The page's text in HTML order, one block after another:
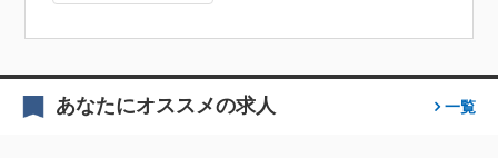
あなたにオススメの求人 一覧